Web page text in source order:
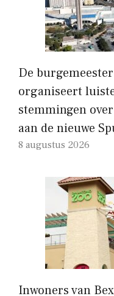
De
organiseert
stemmingen
aan de nieuwe
8 augustus 2026
Inwoners van